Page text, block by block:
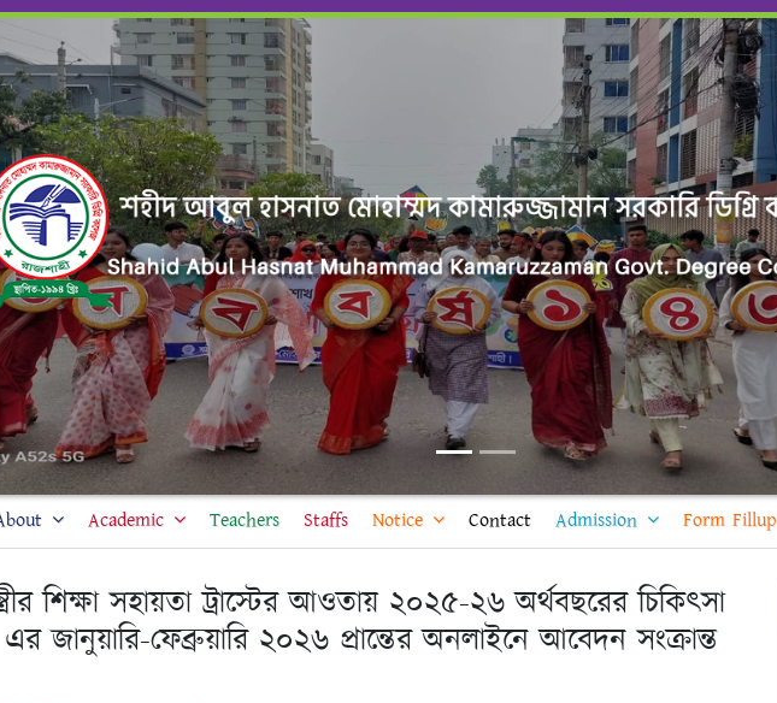
Academic Teachers Staffs Notice Contact Admission Form Fillup
শিক্ষা সহায়তা ট্রাস্টের আওতায় ২০২৫-২৬ অর্থবছরের চিকিৎসা
জানুয়ারি-ফেব্রুয়ারি ২০২৬ প্রান্তের অনলাইনে আবেদন সংক্রান্ত